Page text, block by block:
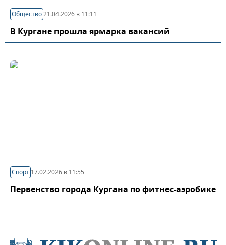
Общество21.04.2026 в 11:11
В Кургане прошла ярмарка вакансий
Спорт 17.02.2026 в 11:55
Первенство города Кургана по фитнес-аэробике